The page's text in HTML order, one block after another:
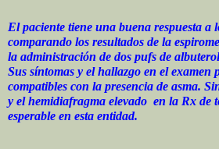
El paciente tiene una buena respuesta a
comparando los resultados de la
la administración de dos pufs de
Sus síntomas y el hallazgo en el examen
compatibles con la presencia de asma.
y el hemidiafragma elevado en la Rx de
esperable en esta entidad.